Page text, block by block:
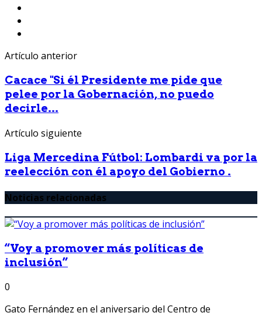
Artículo anterior
Cacace "Si él Presidente me pide que
pelee por la Gobernación, no puedo
decirle...
Artículo siguiente
Liga Mercedina Fútbol: Lombardi va por la
reelección con él apoyo del Gobierno .
Noticias relacionadas
“Voy a promover más políticas de
inclusión”
0
Gato Fernández en el aniversario del Centro de